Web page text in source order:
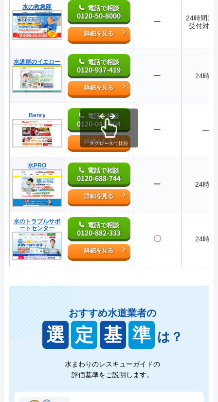
水の救急隊 電話で相談
0120-50-8000
詳細を見る
ー
24時間
受付対応
水道屋のイエロー 電話で相談
0120-937-419
詳細を見る
ー 24時間
Benry 電話で相談
0120-041-904
詳細を見る
ー ―
水PRO
電話で相談
0120-688-744
詳細を見る
ー 24時間
水のトラブルサポ
ートセンター
電話で相談
0120-882-333
詳細を見る
〇 24時間
スクロールで比較
おすすめ水道業者の
選 定 基 準 は？
水まわりのレスキューガイドの
評価基準をご説明します。